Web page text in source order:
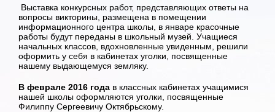
Выставка конкурсных работ, представляющих ответы на
вопросы викторины, размещена в помещении
информационного центра школы, в январе красочные
работы будут переданы в школьный музей. Учащиеся
начальных классов, вдохновленные увиденным, решили
оформить у себя в кабинетах уголки, посвященные
нашему выдающемуся земляку.
В феврале 2016 года в классных кабинетах учащимися
нашей школы оформляются уголки, посвященные
Филиппу Сергеевичу Октябрьскому.